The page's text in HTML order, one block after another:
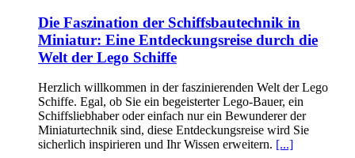
Die Faszination der Schiffsbautechnik in
Miniatur: Eine Entdeckungsreise durch die
Welt der Lego Schiffe
Herzlich willkommen in der faszinierenden Welt der Lego
Schiffe. Egal, ob Sie ein begeisterter Lego-Bauer, ein
Schiffsliebhaber oder einfach nur ein Bewunderer der
Miniaturtechnik sind, diese Entdeckungsreise wird Sie
sicherlich inspirieren und Ihr Wissen erweitern. [...]